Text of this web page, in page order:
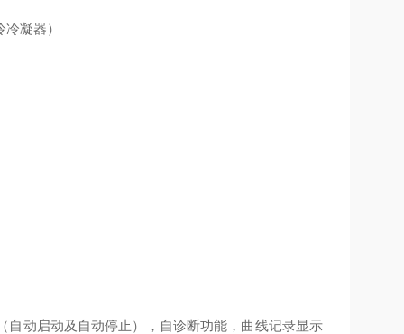
凝器）
动启动及自动停止），自诊断功能，曲线记录显示